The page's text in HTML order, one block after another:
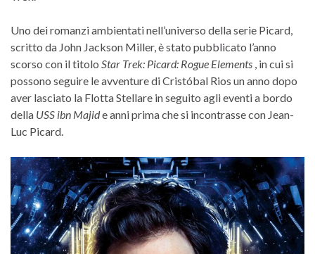
Uno dei romanzi ambientati nell’universo della serie Picard,
scritto da John Jackson Miller, è stato pubblicato l’anno
scorso con il titolo Star Trek: Picard: Rogue Elements , in cui si
possono seguire le avventure di Cristóbal Rios un anno dopo
aver lasciato la Flotta Stellare in seguito agli eventi a bordo
della USS ibn Majide anni prima che si incontrasse con Jean-
Luc Picard.